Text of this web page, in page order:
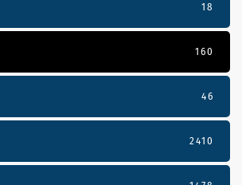
18
160
46
2410